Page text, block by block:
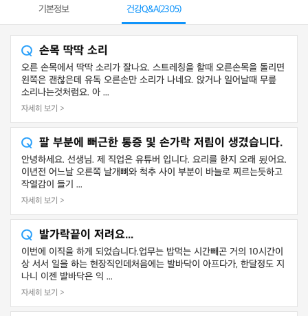
기본정보 건강Q&A(2305)
손목 딱딱 소리
오른 손목에서 딱딱 소리가 잘나요. 스트레칭을 할때 오른손목을 돌리면
왼쪽은 괜찮은데 유독 오른손만 소리가 나네요. 앉거나 일어날때 무릎
소리나는것처럼요. 아 ...
자세히 보기 >
팔 부분에 뻐근한 통증 및 손가락 저림이 생겼습니다.
안녕하세요. 선생님. 제 직업은 유튜버 입니다. 요리를 한지 오래 됬어요.
이년전 어느날 오른쪽 날개뼈와 척추 사이 부분이 바늘로 찌르는듯하고
작열감이 들기 ...
자세히 보기 >
발가락끝이 저려요...
이번에 이직을 하게 되었습니다.업무는 밥먹는 시간빼곤 거의 10시간이
상 서서 일을 하는 현장직인데처음에는 발바닥이 아프다가, 한달정도 지
나니 이젠 발바닥은 익 ...
자세히 보기 >